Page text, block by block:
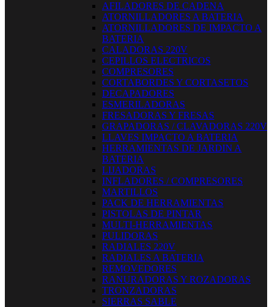
AFILADORES DE CADENA
ATORNILLADORES A BATERIA
ATORNILLADORES DE IMPACTO A
BATERIA
CALADORAS 220V
CEPILLOS ELECTRICOS
COMPRESORES
CORTABORDES Y CORTASETOS
DECAPADORES
ESMERILADORAS
FRESADORAS Y FRESAS
GRAPADORAS / CLAVADORAS 220V
LLAVES IMPACTO A BATERIA
HERRAMIENTAS DE JARDIN A
BATERIA
LIJADORAS
INFLADORES / COMPRESORES
MARTILLOS
PACK DE HERRAMIENTAS
PISTOLAS DE PINTAR
MULTI-HERRAMIENTAS
PULIDORAS
RADIALES 220V
RADIALES A BATERIA
REMOVEDORES
RANURADORAS Y ROZADORAS
TRONZADORAS
SIERRAS SABLE